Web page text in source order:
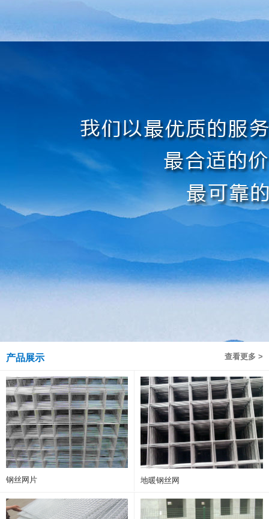
查看更多 >
产品展示
钢丝网片 地暖钢丝网